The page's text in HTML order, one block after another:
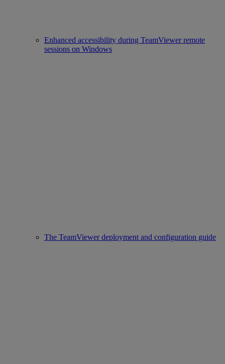
Enhanced accessibility during TeamViewer remote
sessions on Windows
The TeamViewer deployment and configuration guide